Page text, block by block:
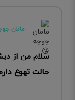
مامان
سلام من از
حالت تهوع